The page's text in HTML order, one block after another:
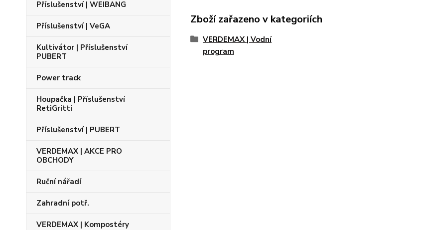
Příslušenství | WEIBANG
Příslušenství | VeGA
Kultivátor | Příslušenství
PUBERT
Power track
Houpačka | Příslušenství
RetiGritti
Příslušenství | PUBERT
VERDEMAX | AKCE PRO
OBCHODY
Ruční nářadí
Zahradní potř.
VERDEMAX | Kompostéry
Zboží zařazeno v kategoriích
VERDEMAX | Vodní
program